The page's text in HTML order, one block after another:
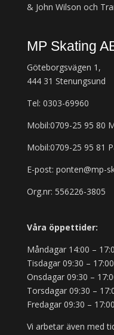
& John Wilson och
MP Skating
Göteborgsvägen 1,
444 31 Stenungsund
Tel: 0303-69960
Mobil:0709-25 95 80
Mobil:0709-25 95 81
E-post: ponten@mp-
Org.nr: 556226-3805
Våra öppettider:
Måndagar 14:00 –
Tisdagar 09:30 – 17:00
Onsdagar 09:30 –
Torsdagar 09:30 –
Fredagar 09:30 – 17:00
Vi arbetar även med